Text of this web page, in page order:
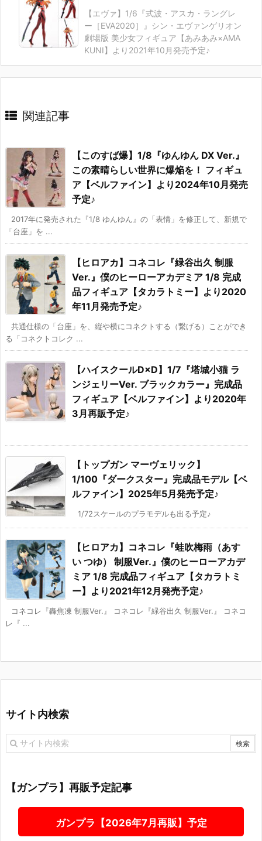
【エヴァ】1/6『式波・アスカ・ラングレ
ー［EVA2020］』シン・エヴァンゲリオン
劇場版 美少女フィギュア【あみあみ×AMA
KUNI】より2021年10月発売予定♪
関連記事
【このすば爆】1/8『ゆんゆん DX Ver.』
この素晴らしい世界に爆焔を！ フィギュ
ア【ベルファイン】より2024年10月発売
予定♪
2017年に発売された『1/8 ゆんゆん』の「表情」を修正して、新規で
「台座」を ...
【ヒロアカ】コネコレ『緑谷出久 制服
Ver.』僕のヒーローアカデミア 1/8 完成
品フィギュア【タカラトミー】より2020
年11月発売予定♪
共通仕様の「台座」を、縦や横にコネクトする（繋げる）ことができ
る「コネクトコレク ...
【ハイスクールD×D】1/7『塔城小猫 ラ
ンジェリーVer. ブラックカラー』完成品
フィギュア【ベルファイン】より2020年
3月再販予定♪
【トップガン マーヴェリック】
1/100『ダークスター』完成品モデル【ベ
ルファイン】2025年5月発売予定♪
1/72スケールのプラモデルも出る予定♪
【ヒロアカ】コネコレ『蛙吹梅雨（あす
い つゆ） 制服Ver.』僕のヒーローアカデ
ミア 1/8 完成品フィギュア【タカラトミ
ー】より2021年12月発売予定♪
コネコレ『轟焦凍 制服Ver.』 コネコレ『緑谷出久 制服Ver.』 コネコ
レ『 ...
サイト内検索
【ガンプラ】再販予定記事
ガンプラ【2026年7月再販】予定